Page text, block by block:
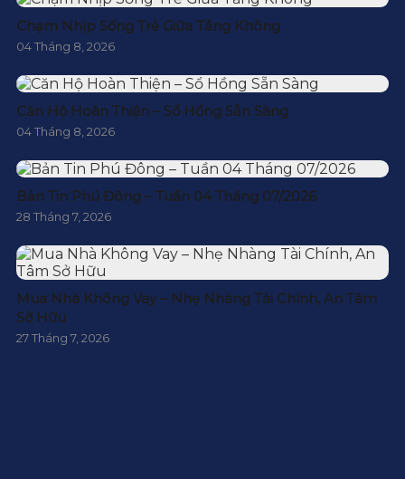
Chạm Nhịp Sống Trẻ Giữa Tầng Không
04 Tháng 8, 2026
Căn Hộ Hoàn Thiện – Sổ Hồng Sẵn Sàng
04 Tháng 8, 2026
Bản Tin Phú Đông – Tuần 04 Tháng 07/2026
28 Tháng 7, 2026
Mua Nhà Không Vay – Nhẹ Nhàng Tài Chính, An Tâm
Sở Hữu
27 Tháng 7, 2026